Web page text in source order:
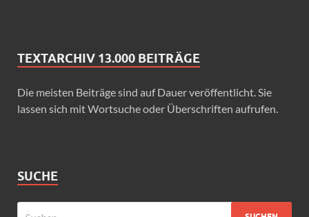
TEXTARCHIV 13.000 BEITRÄGE
Die meisten Beiträge sind auf Dauer veröffentlicht. Sie
lassen sich mit Wortsuche oder Überschriften aufrufen.
SUCHE